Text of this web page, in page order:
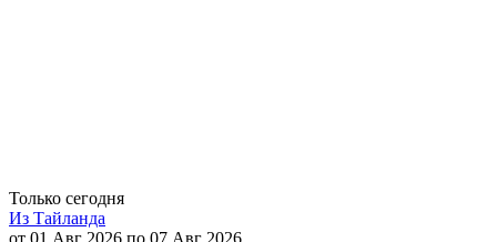
Только сегодня
Из Тайланда
от 01 Авг 2026 по 07 Авг 2026